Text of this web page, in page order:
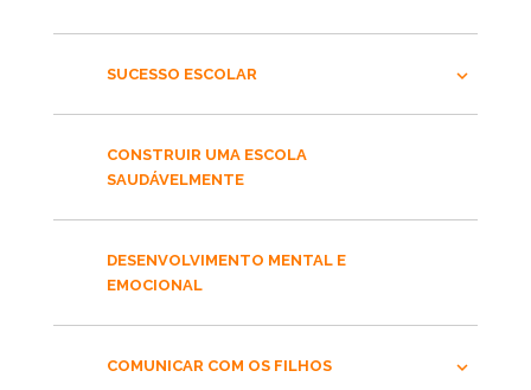
SUCESSO ESCOLAR
CONSTRUIR UMA ESCOLA
SAUDÁVELMENTE
DESENVOLVIMENTO MENTAL E
EMOCIONAL
COMUNICAR COM OS FILHOS